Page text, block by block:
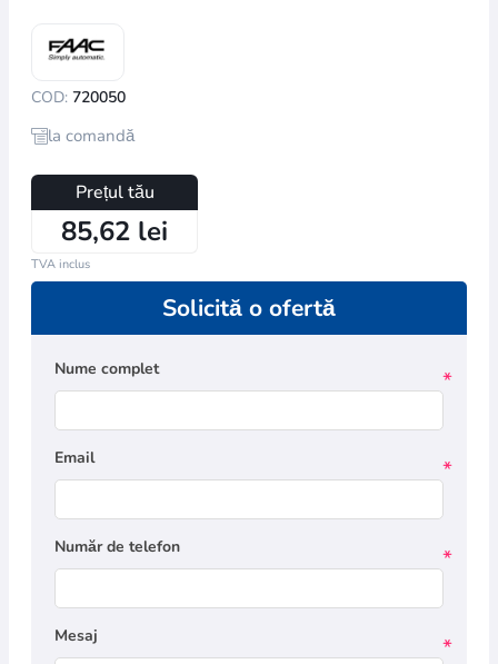
COD: 720050
la comandă
Prețul tău
85,62 lei
TVA inclus
Solicită o ofertă
Nume complet *
Email *
Număr de telefon *
Mesaj *